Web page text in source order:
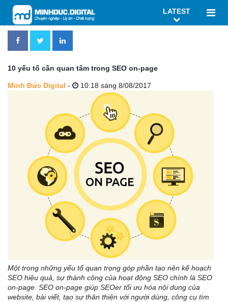
LATEST
10 yếu tố cần quan tâm trong SEO on-page
Minh Đức Digital - 10:18 sáng 8/08/2017
Một trong những yếu tố quan trọng góp phần tạo nên kế hoạch
SEO hiệu quả, sự thành công của hoạt động SEO chính là SEO
on-page. SEO on-page giúp SEOer tối ưu hóa nội dung của
website, bài viết, tạo sự thân thiện với người dùng, công cụ tìm